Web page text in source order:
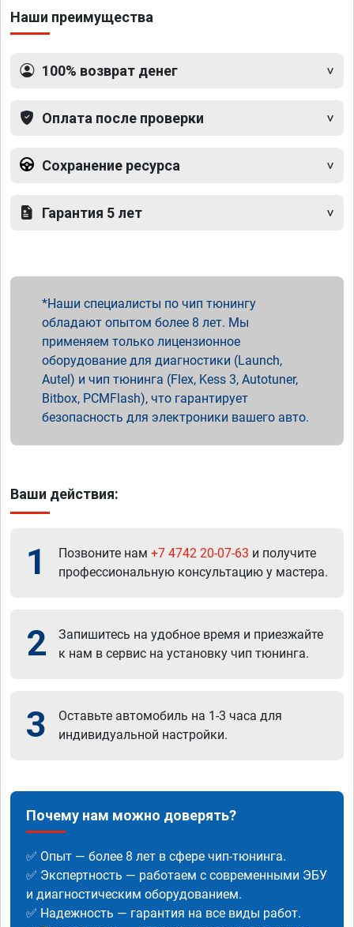
Наши преимущества
100% возврат денег
Оплата после проверки
Сохранение ресурса
Гарантия 5 лет
Наши специалисты по чип тюнингу
обладают опытом более 8 лет. Мы
применяем только лицензионное
оборудование для диагностики (Launch,
Autel) и чип тюнинга (Flex, Kess 3, Autotuner,
Bitbox, PCMFlash), что гарантирует
безопасность для электроники вашего авто.
Ваши действия:
1 Позвоните нам +7 4742 20-07-63 и получите
профессиональную консультацию у мастера.
2
Запишитесь на удобное время и приезжайте
к нам в сервис на установку чип тюнинга.
3
Оставьте автомобиль на 1-3 часа для
индивидуальной настройки.
Почему нам можно доверять?
✅ Опыт — более 8 лет в сфере чип-тюнинга.
✅ Экспертность — работаем с современными ЭБУ
и диагностическим оборудованием.
✅ Надежность — гарантия на все виды работ.